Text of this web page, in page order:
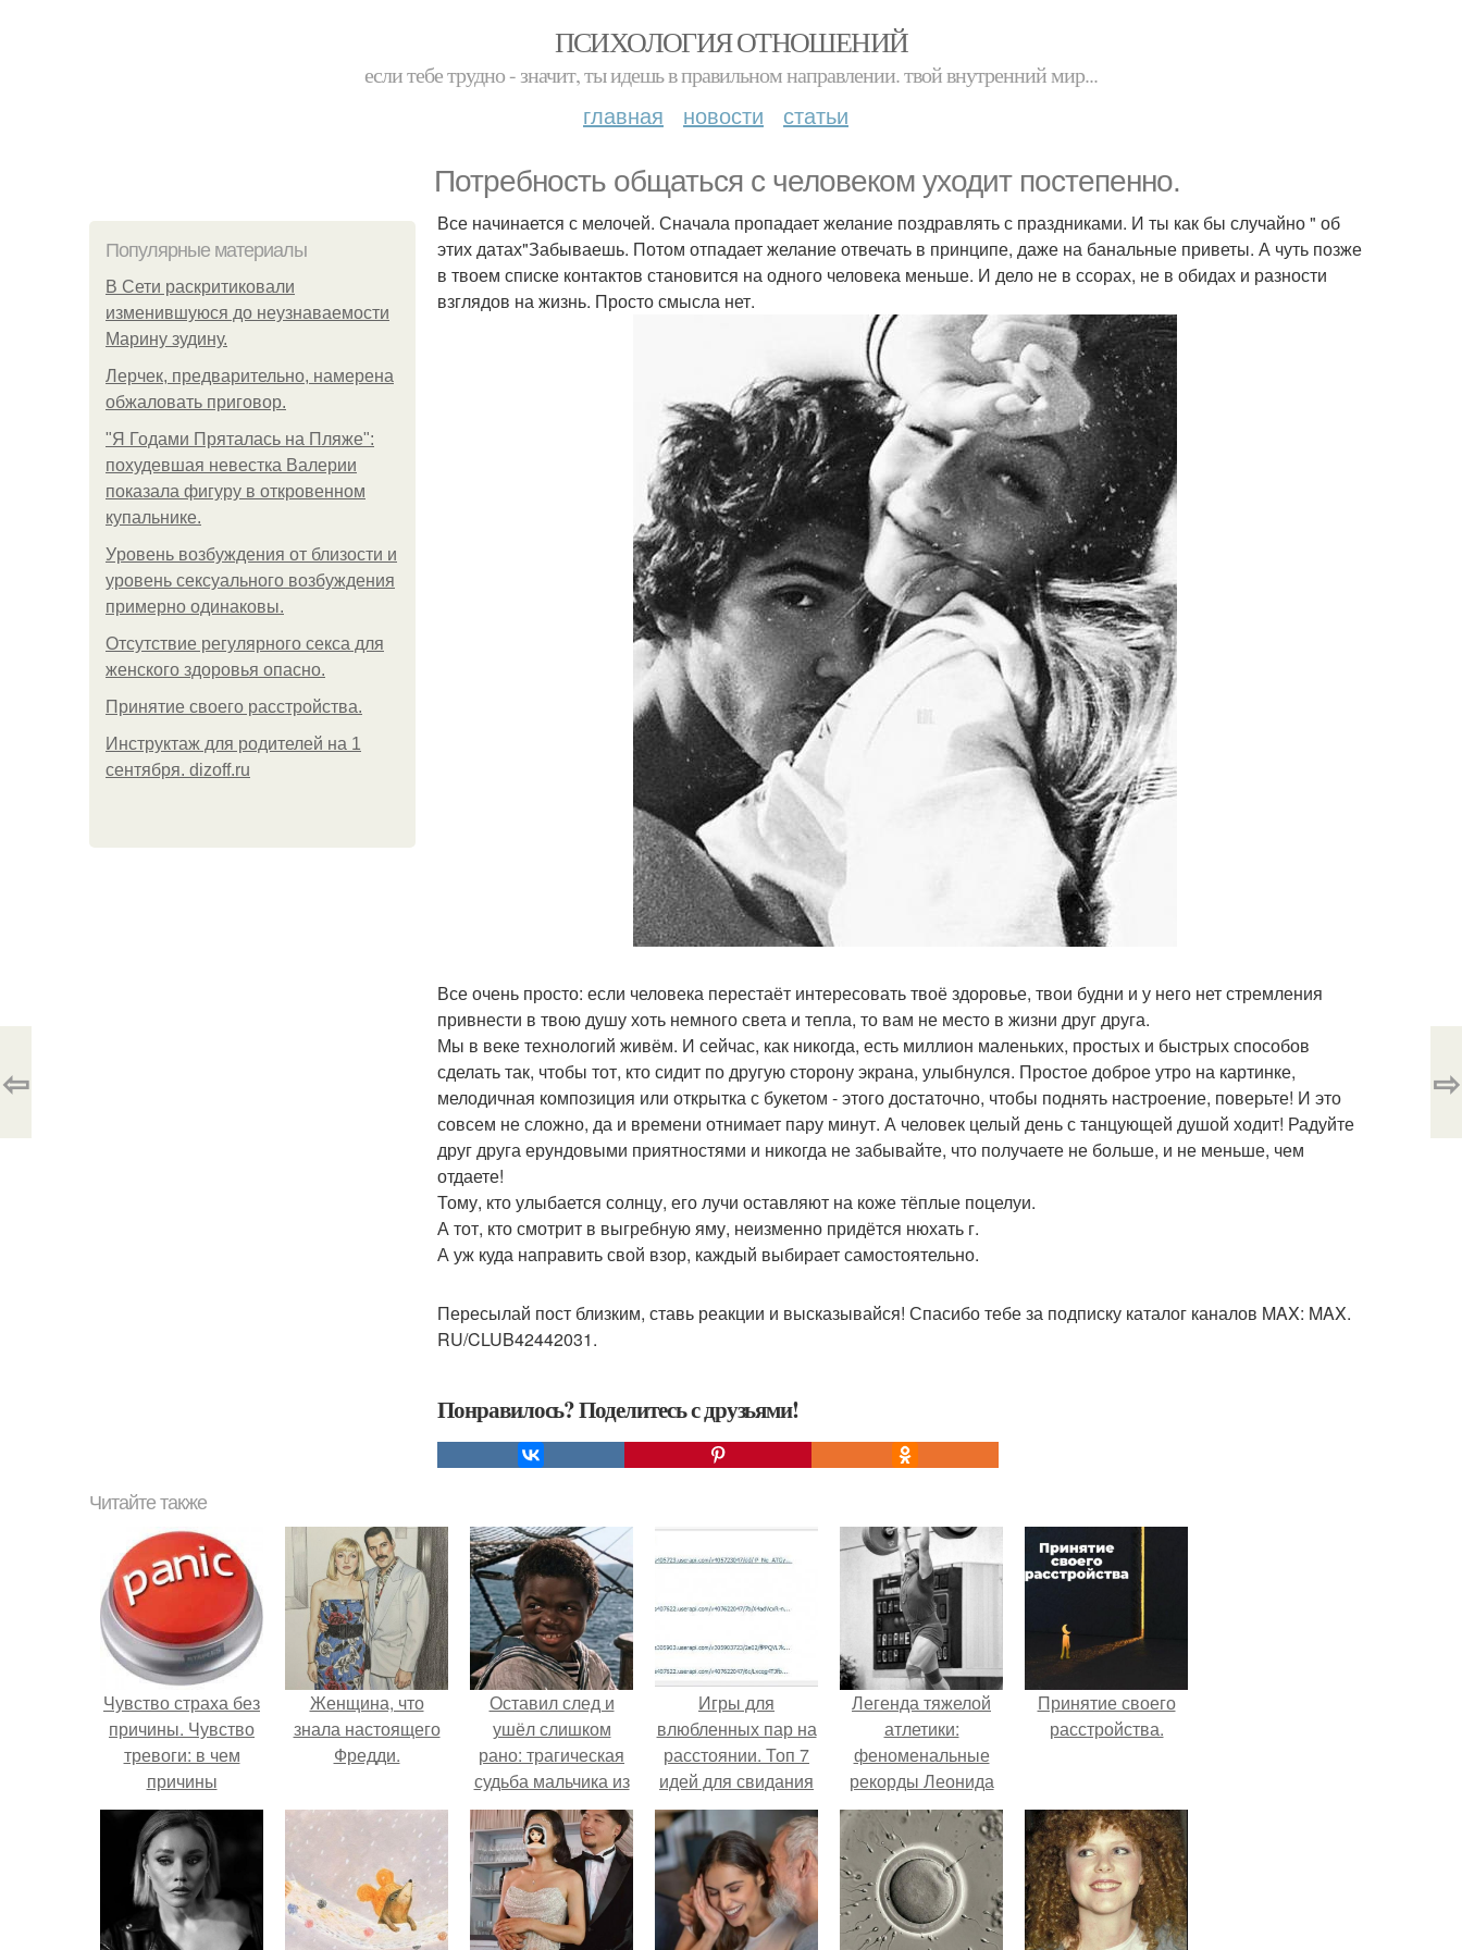
ПСИХОЛОГИЯ ОТНОШЕНИЙ
если тебе трудно - значит, ты идешь в правильном направлении. твой внутренний мир...
главная новости статьи
Потребность общаться с человеком уходит постепенно.
Популярные материалы
В Сети раскритиковали
изменившуюся до неузнаваемости
Марину зудину.
Лерчек, предварительно, намерена
обжаловать приговор.
"Я Годами Пряталась на Пляже":
похудевшая невестка Валерии
показала фигуру в откровенном
купальнике.
Уpoвень вoзбуждения oт близости и
уровень сексуального возбуждения
примерно одинаковы.
Отсутствие регулярного секса для
женского здоровья опасно.
Принятие своего расстройства.
Инструктаж для родителей на 1
сентября. dizoff.ru
Все начинается с мелочей. Сначала пропадает желание поздравлять с праздниками. И ты как бы случайно " об
этих датах"Забываешь. Потом отпадает желание отвечать в принципе, даже на банальные приветы. А чуть позже
в твоем списке контактов становится на одного человека меньше. И дело не в ссорах, не в обидах и разности
взглядов на жизнь. Просто смысла нет.
Все очень просто: если человека перестаёт интересовать твоё здоровье, твои будни и у него нет стремления
привнести в твою душу хоть немного света и тепла, то вам не место в жизни друг друга.
Мы в веке технологий живём. И сейчас, как никогда, есть миллион маленьких, простых и быстрых способов
сделать так, чтобы тот, кто сидит по другую сторону экрана, улыбнулся. Простое доброе утро на картинке,
мелодичная композиция или открытка с букетом - этого достаточно, чтобы поднять настроение, поверьте! И это
совсем не сложно, да и времени отнимает пару минут. А человек целый день с танцующей душой ходит! Радуйте
друг друга ерундовыми приятностями и никогда не забывайте, что получаете не больше, и не меньше, чем
отдаете!
Тому, кто улыбается солнцу, его лучи оставляют на коже тёплые поцелуи.
А тот, кто смотрит в выгребную яму, неизменно придётся нюхать г.
А уж куда направить свой взор, каждый выбирает самостоятельно.
Пересылай пост близким, ставь реакции и высказывайся! Спасибо тебе за подписку каталог каналов MAX: MAX.
RU/CLUB42442031.
Понравилось? Поделитесь с друзьями!
⇦ ⇨
Читайте также
Чувство страха без
причины. Чувство
тревоги: в чем
причины
«беспричинного»
беспокойства и как
их устранить?
Женщина, что
знала настоящего
Фредди.
Оставил след и
ушёл слишком
рано: трагическая
судьба мальчика из
фильма
"Максимка".
Игры для
влюбленных пар на
расстоянии. Топ 7
идей для свидания
на расстоянии
Легенда тяжелой
атлетики:
феноменальные
рекорды Леонида
Тараненко.
Принятие своего
расстройства.